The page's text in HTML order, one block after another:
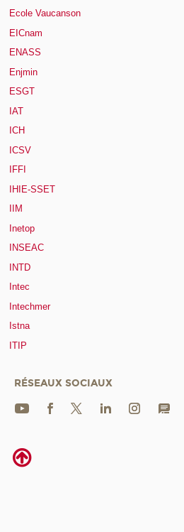
Ecole Vaucanson
EICnam
ENASS
Enjmin
ESGT
IAT
ICH
ICSV
IFFI
IHIE-SSET
IIM
Inetop
INSEAC
INTD
Intec
Intechmer
Istna
ITIP
RÉSEAUX SOCIAUX